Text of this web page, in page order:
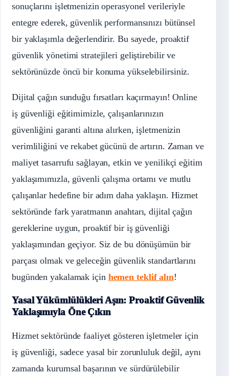
sonuçlarını işletmenizin operasyonel verileriyle
entegre ederek, güvenlik performansınızı bütünsel
bir yaklaşımla değerlendirir. Bu sayede, proaktif
güvenlik yönetimi stratejileri geliştirebilir ve
sektörünüzde öncü bir konuma yükselebilirsiniz.
Dijital çağın sunduğu fırsatları kaçırmayın! Online
iş güvenliği eğitimimizle, çalışanlarınızın
güvenliğini garanti altına alırken, işletmenizin
verimliliğini ve rekabet gücünü de artırın. Zaman ve
maliyet tasarrufu sağlayan, etkin ve yenilikçi eğitim
yaklaşımımızla, güvenli çalışma ortamı ve mutlu
çalışanlar hedefine bir adım daha yaklaşın. Hizmet
sektöründe fark yaratmanın anahtarı, dijital çağın
gereklerine uygun, proaktif bir iş güvenliği
yaklaşımından geçiyor. Siz de bu dönüşümün bir
parçası olmak ve geleceğin güvenlik standartlarını
bugünden yakalamak için hemen teklif alın!
Yasal Yükümlülükleri Aşın: Proaktif Güvenlik
Yaklaşımıyla Öne Çıkın
Hizmet sektöründe faaliyet gösteren işletmeler için
iş güvenliği, sadece yasal bir zorunluluk değil, aynı
zamanda kurumsal başarının ve sürdürülebilir